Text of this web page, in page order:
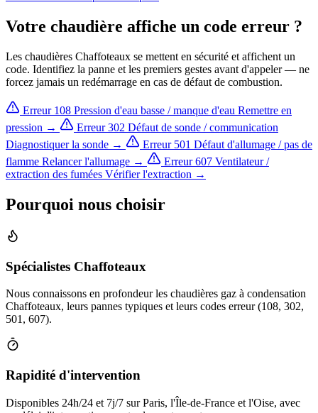
Votre chaudière affiche un code erreur ?
Les chaudières Chaffoteaux se mettent en sécurité et affichent un
code. Identifiez la panne et les premiers gestes avant d'appeler — ne
forcez jamais un redémarrage en cas de défaut de combustion.
Erreur 108 Pression d'eau basse / manque d'eau Remettre en
pression →
Erreur 302 Défaut de sonde / communication
Diagnostiquer la sonde →
Erreur 501 Défaut d'allumage / pas de
flamme Relancer l'allumage → Erreur 607 Ventilateur /
extraction des fumées Vérifier l'extraction →
Pourquoi nous choisir
Spécialistes Chaffoteaux
Nous connaissons en profondeur les chaudières gaz à condensation
Chaffoteaux, leurs pannes typiques et leurs codes erreur (108, 302,
501, 607).
Rapidité d'intervention
Disponibles 24h/24 et 7j/7 sur Paris, l'Île-de-France et l'Oise, avec